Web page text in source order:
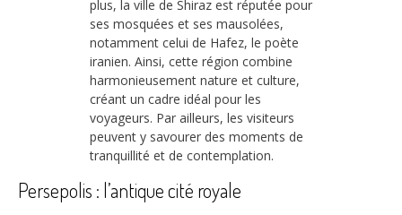
plus, la ville de Shiraz est réputée pour
ses mosquées et ses mausolées,
notamment celui de Hafez, le poète
iranien. Ainsi, cette région combine
harmonieusement nature et culture,
créant un cadre idéal pour les
voyageurs. Par ailleurs, les visiteurs
peuvent y savourer des moments de
tranquillité et de contemplation.
Persepolis : l’antique cité royale